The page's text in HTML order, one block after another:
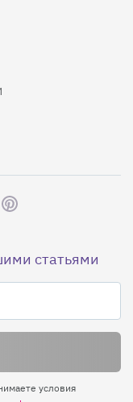
статьями
условия